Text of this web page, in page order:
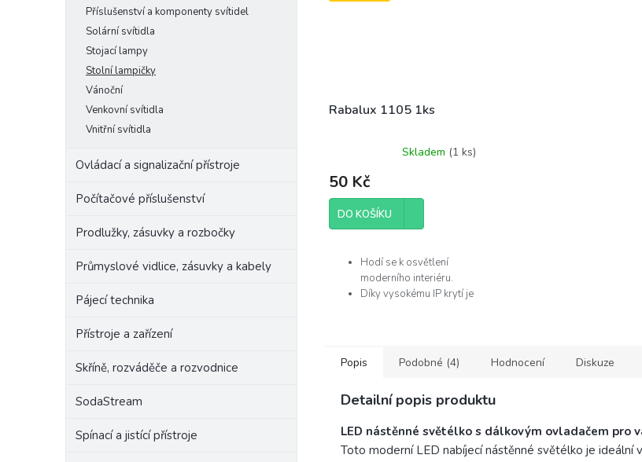
Příslušenství a komponenty svítidel
Solární svítidla
Stojací lampy
Stolní lampičky
Vánoční
Venkovní svítidla
Vnitřní svítidla
Ovládací a signalizační přístroje
Počítačové příslušenství
Prodlužky, zásuvky a rozbočky
Průmyslové vidlice, zásuvky a kabely
Pájecí technika
Přístroje a zařízení
Skříně, rozváděče a rozvodnice
SodaStream
Spínací a jistící přístroje
Rabalux 1105 1ks
Skladem (1 ks)
50 Kč
DO KOŠÍKU
Hodí se k osvětlení
moderního interiéru.
Díky vysokému IP krytí je
balení.
Popis Podobné (4) Hodnocení Diskuze
Detailní popis produktu
LED nástěnné světélko s dálkovým ovladačem pro
Toto moderní LED nabíjecí nástěnné světélko je ideální